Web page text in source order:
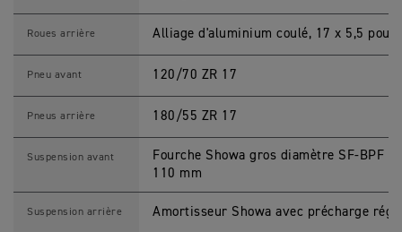
Roues arrière Alliage d'aluminium coulé, 17 x 5,5
Pneu avant 120/70 ZR 17
Pneus arrière 180/55 ZR 17
Suspension avant
Fourche Showa gros diamètre SF-BPF
110 mm
Suspension arrière Amortisseur Showa avec précharge